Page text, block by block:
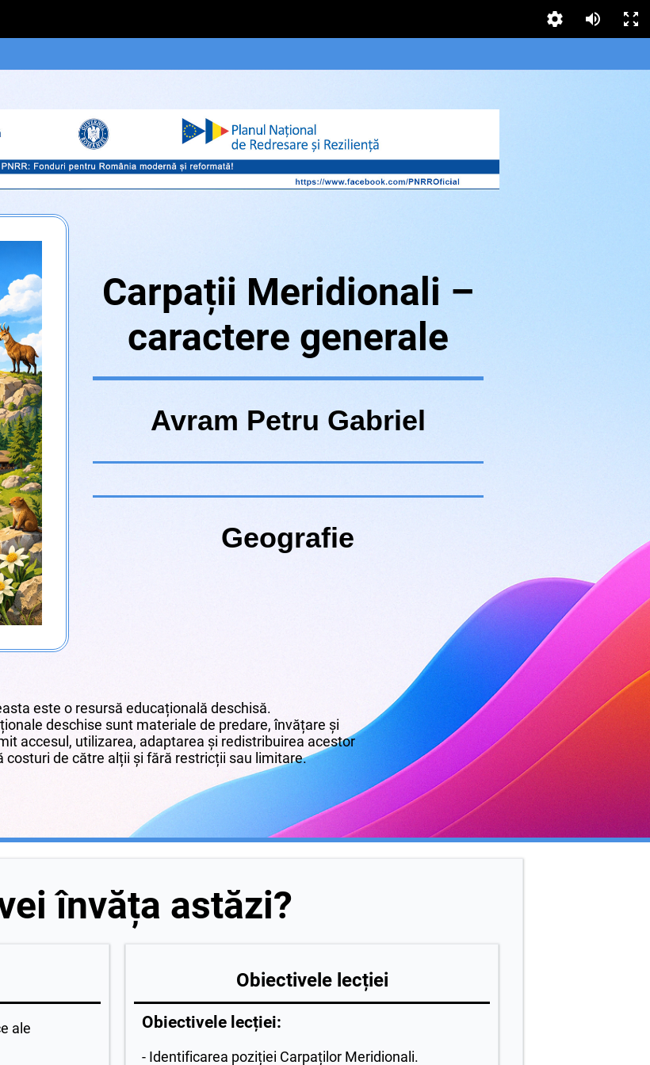
Carpații Meridionali –
caractere generale
Avram Petru Gabriel
Geografie
este o resursă educațională deschisă.
deschise sunt materiale de predare, învățare și
accesul, utilizarea, adaptarea și redistribuirea acestor
costuri de către alții și fără restricții sau limitare.
învăța astăzi?
ale
Obiectivele lecției
Obiectivele lecției:
- Identificarea poziției Carpaților Meridionali.